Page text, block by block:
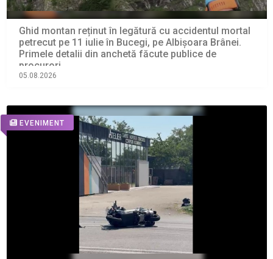
Ghid montan reținut în legătură cu accidentul mortal
petrecut pe 11 iulie în Bucegi, pe Albișoara Brânei.
Primele detalii din anchetă făcute publice de
procurori
05.08.2026
EVENIMENT